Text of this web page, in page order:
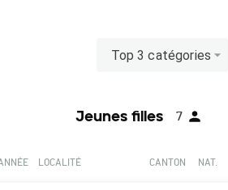
Top 3 catégories
Jeunes filles 7
LOCALITÉ CANTON NAT.